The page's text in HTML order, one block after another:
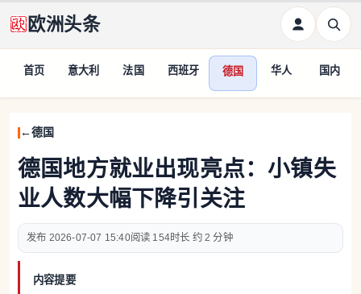
欧洲头条
首页 意大利 法国 西班牙 德国 华人 国内
德国
德国地方就业出现亮点：小镇失
业人数大幅下降引关注
2026-07-07 15:40 154 约 2 分钟
内容提要